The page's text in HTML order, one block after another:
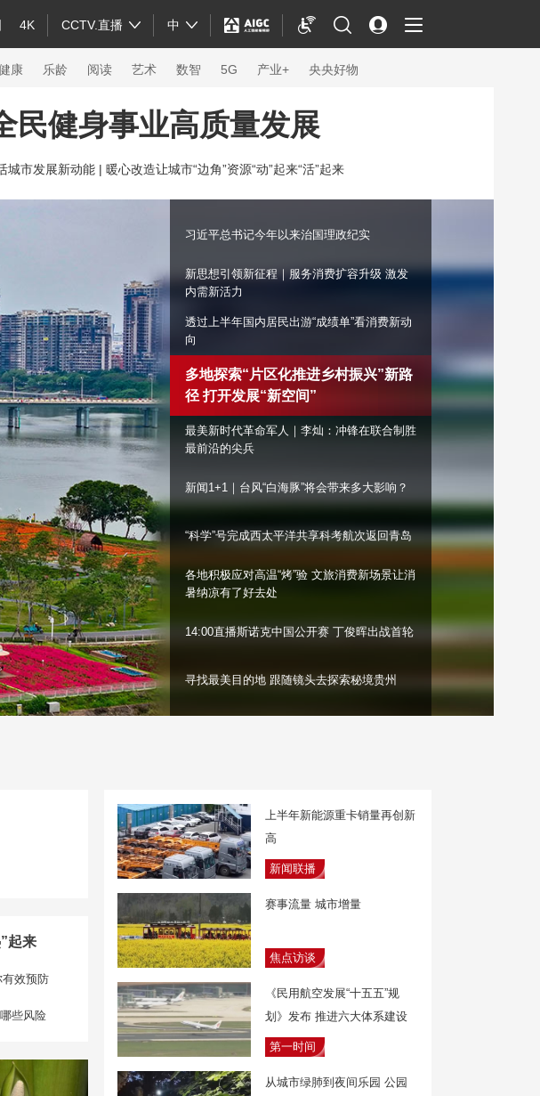
4K CCTV.直播 中
天天学习
影音
康 乐龄 阅读 艺术 数智 5G 产业+ 央央好物
国际足球 网球 综合体育
道路
健康 乐龄 阅读 艺术 汽车 数智 5G 产业+
颜选攻略 时尚 天气 才艺
民健身事业高质量发展
城市发展新动能 | 暖心改造让城市“边角”资源“动”起来“活”起来
习近平总书记今年以来治国理政纪实
新思想引领新征程｜服务消费扩容升级 激发
内需新活力
透过上半年国内居民出游“成绩单”看消费新动
向
多地探索“片区化推进乡村振兴”新路
径 打开发展“新空间”
最美新时代革命军人｜李灿：冲锋在联合制胜
最前沿的尖兵
新闻1+1｜台风“白海豚”将会带来多大影响？
“科学”号完成西太平洋共享科考航次返回青岛
各地积极应对高温“烤”验 文旅消费新场景让消
暑纳凉有了好去处
14:00直播斯诺克中国公开赛 丁俊晖出战首轮
寻找最美目的地 跟随镜头去探索秘境贵州
起来
效预防
些风险
上半年新能源重卡销量再创新
高
新闻联播
赛事流量 城市增量
焦点访谈
《民用航空发展“十五五”规
划》发布 推进六大体系建设
第一时间
从城市绿肺到夜间乐园 公园